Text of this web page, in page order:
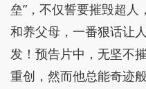
垒”，不仅誓要摧毁超人
和养父母，一番狠话让
发！预告片中，无坚不
重创，然而他总能奇迹